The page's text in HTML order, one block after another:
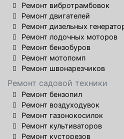
Ремонт вибротрамбовок
Ремонт двигателей
Ремонт дизельных
Ремонт лодочных моторов
Ремонт бензобуров
Ремонт мотопомп
Ремонт швонарезчиков
Ремонт садовой техники
Ремонт бензопил
Ремонт воздуходувок
Ремонт газонокосилок
Ремонт культиваторов
Ремонт кусторезов